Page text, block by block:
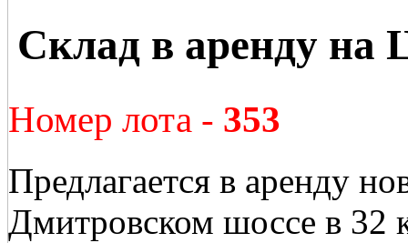
Склад в аренду
Номер лота - 353
Предлагается в аренду
Дмитровском шоссе в